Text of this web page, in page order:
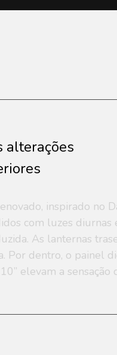
alterações
inspirado no
com luzes diurnas
As lanternas
Por dentro, o painel
elevam a sensação